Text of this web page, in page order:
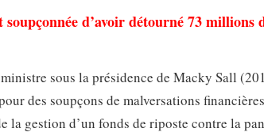
soupçonnée d’avoir détourné 73
sous la présidence de Macky Sall
des soupçons de malversations
la gestion d’un fonds de riposte contre la